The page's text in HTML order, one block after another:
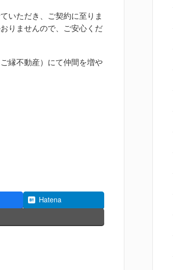
いただき、ご契約に至りま
りませんので、ご安心くだ
縁不動産）にて仲間を増や
Hatena